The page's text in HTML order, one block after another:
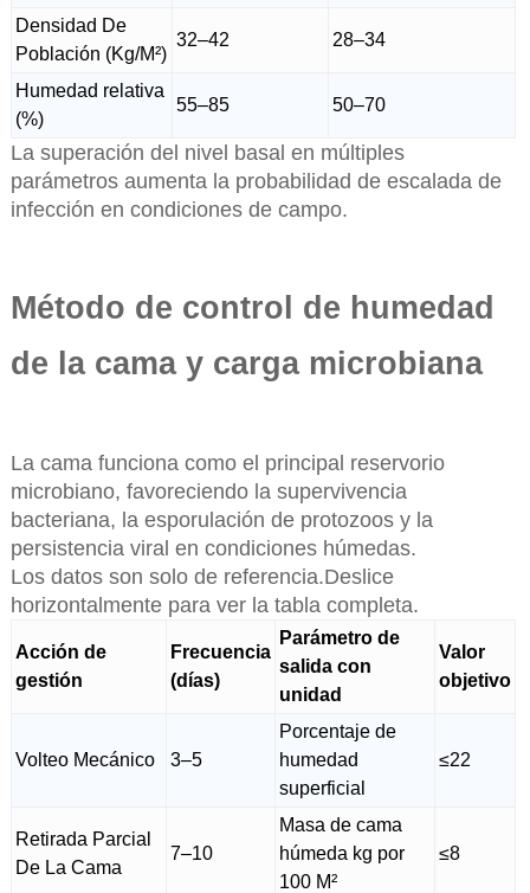
Densidad De
Población (Kg/M²)
32–42 28–34
Humedad relativa
(%)
55–85 50–70
La superación del nivel basal en múltiples
parámetros aumenta la probabilidad de escalada de
infección en condiciones de campo.
Método de control de humedad
de la cama y carga microbiana
La cama funciona como el principal reservorio
microbiano, favoreciendo la supervivencia
bacteriana, la esporulación de protozoos y la
persistencia viral en condiciones húmedas.
Los datos son solo de referencia.Deslice
horizontalmente para ver la tabla completa.
Acción de
gestión
Frecuencia
(días)
Parámetro de
salida con
unidad
Valor
objetivo
Volteo Mecánico 3–5
Porcentaje de
humedad
superficial
≤22
Retirada Parcial
De La Cama
7–10
Masa de cama
húmeda kg por
100 M²
≤8